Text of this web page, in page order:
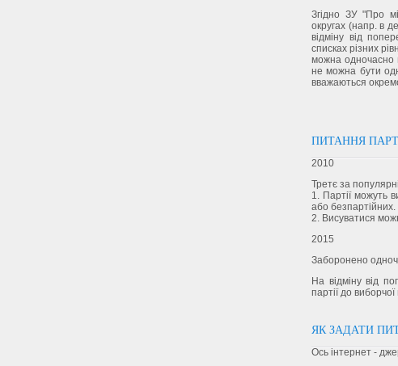
Згідно ЗУ "Про
округах (напр. в
відміну від
списках різних
можна одночасно
не можна бути
вважаються
ПИТАННЯ
2010
Третє за
1. Партії можуть
або безпартійних.
2. Висуватися
2015
Заборонено
На відміну від
партії до виборчої
ЯК ЗАДАТИ
Ось інтернет -